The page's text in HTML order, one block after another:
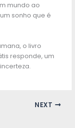
mundo ao
sonho que é
o livro
responde, um
NEXT